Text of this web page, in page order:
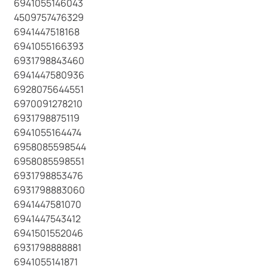
6941055146043
4509757476329
6941447518168
6941055166393
6931798843460
6941447580936
6928075644551
6970091278210
6931798875119
6941055164474
6958085598544
6958085598551
6931798853476
6931798883060
6941447581070
6941447543412
6941501552046
6931798888881
6941055141871